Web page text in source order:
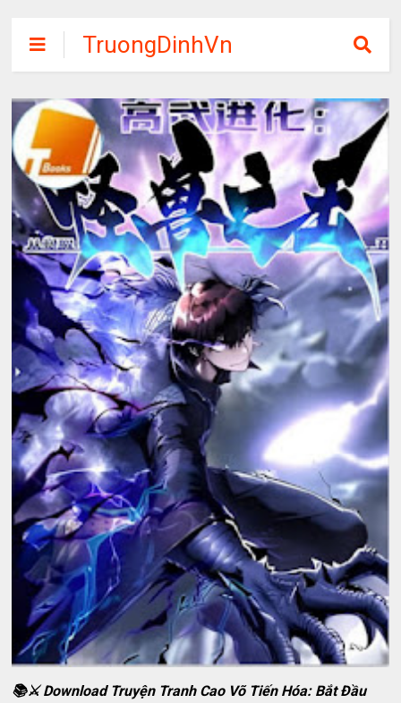
TruongDinhVn
Chia sẽ ebook,
các khóa học,
phần mềm học
tập miễn phí
📚⚔️ Download Truyện Tranh Cao Võ Tiến Hóa: Bắt Đầu